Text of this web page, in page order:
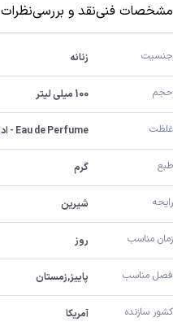
مشخصات فنینقد و بررسینظرات
جنسیت زنانه
حجم 100 میلی لیتر
غلظت Eau de Perfume - ادو پرفیوم
طبع گرم
رایحه شیرین
زمان مناسب روز
فصل مناسب پاییز,زمستان
کشور سازنده آمریکا